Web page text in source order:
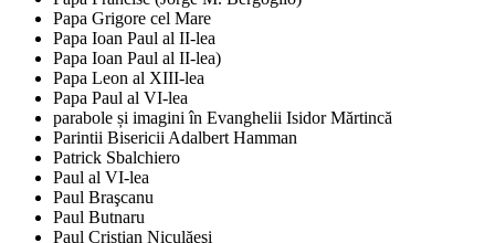
Papa Grigore cel Mare
Papa Ioan Paul al II-lea
Papa Ioan Paul al II-lea)
Papa Leon al XIII-lea
Papa Paul al VI-lea
parabole și imagini în Evanghelii Isidor Mărtincă
Parintii Bisericii Adalbert Hamman
Patrick Sbalchiero
Paul al VI-lea
Paul Braşcanu
Paul Butnaru
Paul Cristian Niculăeşi